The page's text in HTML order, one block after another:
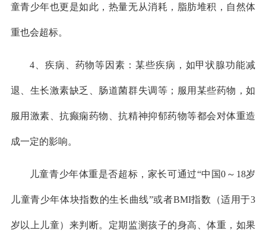
童青少年也更是如此，热量无从消耗，脂肪堆积，自然体
重也会超标。
4、疾病、药物等因素：某些疾病，如甲状腺功能减
退、生长激素缺乏、肠道菌群失调等；服用某些药物，如
服用激素、抗癫痫药物、抗精神抑郁药物等都会对体重造
成一定的影响。
儿童青少年体重是否超标，家长可通过“中国0～18岁
儿童青少年体块指数的生长曲线”或者BMI指数（适用于3
岁以上儿童）来判断。定期监测孩子的身高、体重，如果